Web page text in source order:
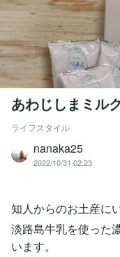
あわじしまミル
ライフスタイル
nanaka25
2022/10/31 02:23
知人からのお土産に
淡路島牛乳を使った
います。